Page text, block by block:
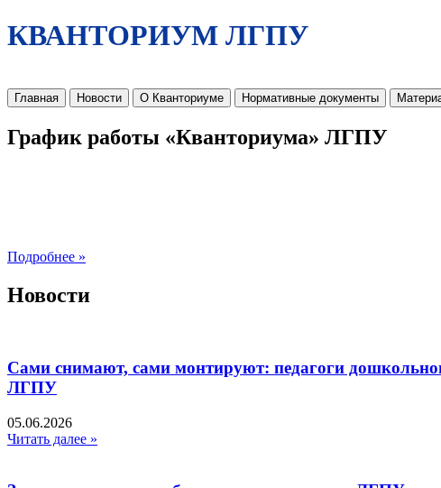
КВАНТОРИУМ ЛГПУ
Главная Новости О Кванториуме Нормативные документы
График работы «Кванториума» ЛГПУ
Подробнее »
Новости
Сами снимают, сами монтируют: педагоги
ЛГПУ​
05.06.2026
Читать далее »